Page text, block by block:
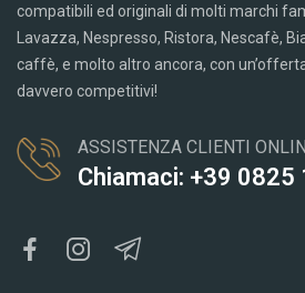
compatibili ed originali di molti marchi
Lavazza, Nespresso, Ristora, Nescafè,
caffè, e molto altro ancora, con
davvero competitivi!
ASSISTENZA CLIENTI
Chiamaci: +39 0825